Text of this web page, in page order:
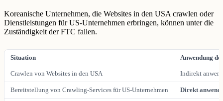
Koreanische Unternehmen, die Websites in den USA crawlen oder
Dienstleistungen für US-Unternehmen erbringen, können unter die
Zuständigkeit der FTC fallen.
Situation Anwendung
Crawlen von Websites in den USA Indirekt
Bereitstellung von Crawling-Services für US-Unternehmen Direkt